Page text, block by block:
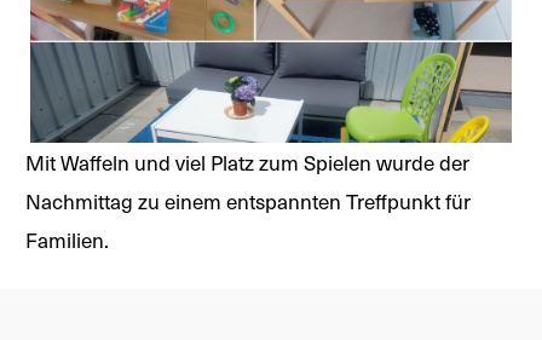
Mit Waffeln und viel Platz zum Spielen wurde der
Nachmittag zu einem entspannten Treffpunkt für
Familien.